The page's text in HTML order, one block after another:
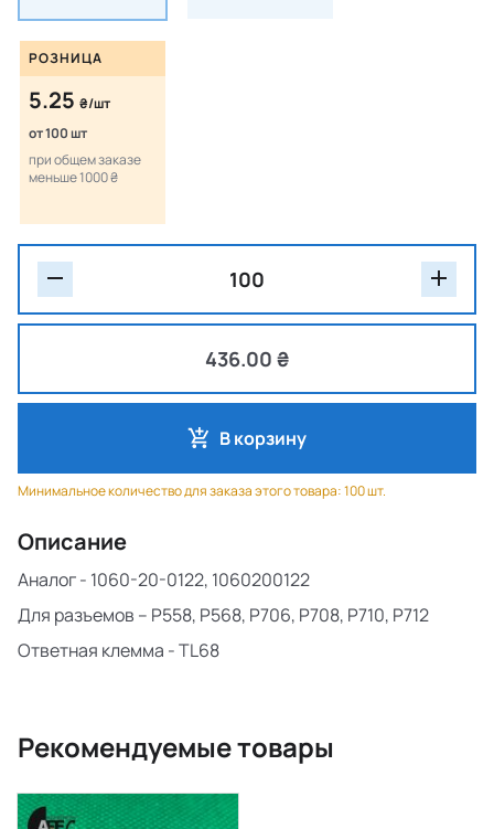
РОЗНИЦА
5.25 ₴/шт
от 100 шт
при общем заказе
меньше 1000 ₴
436.00 ₴
В корзину
Минимальное количество для заказа этого товара: 100 шт.
Описание
Аналог - 1060-20-0122, 1060200122
Для разъемов – P558, P568, P706, P708, P710, P712
Ответная клемма - TL68
Рекомендуемые товары